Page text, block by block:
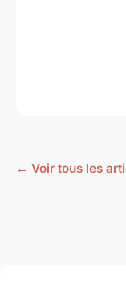
← Voir tous les